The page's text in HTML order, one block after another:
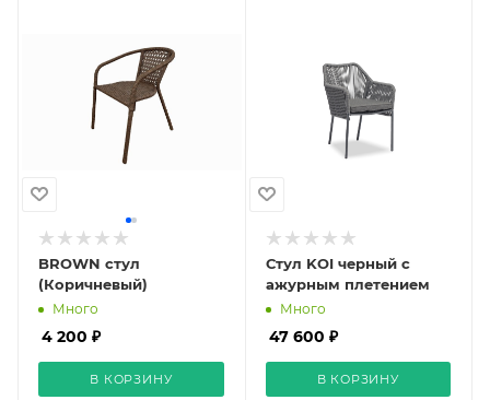
BROWN стул
(Коричневый)
Много
4 200 ₽
В КОРЗИНУ
Стул KOI черный с
ажурным плетением
Много
47 600 ₽
В КОРЗИНУ